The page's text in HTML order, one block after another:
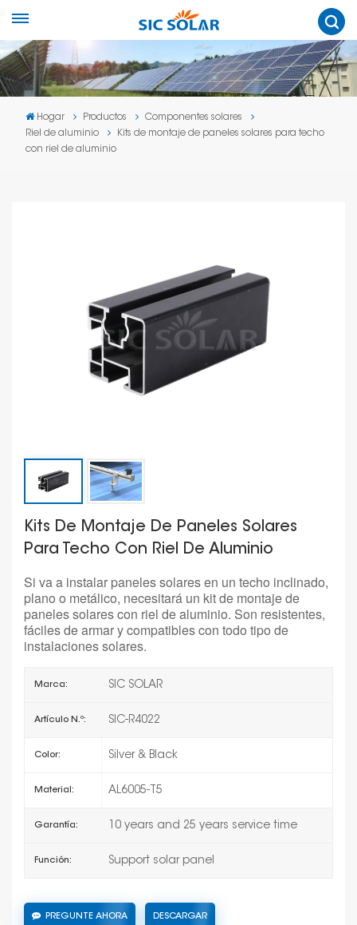
Hogar Productos
Componentes solares
Riel de aluminio
Kits de montaje de paneles solares para techo
con riel de aluminio
Kits De Montaje De Paneles Solares
Para Techo Con Riel De Aluminio
Si va a instalar paneles solares en un techo inclinado,
plano o metálico, necesitará un kit de montaje de
paneles solares con riel de aluminio. Son resistentes,
fáciles de armar y compatibles con todo tipo de
instalaciones solares.
Marca: SIC SOLAR
Artículo N.º: SIC-R4022
Color: Silver & Black
Material: AL6005-T5
Garantía: 10 years and 25 years service time
Función: Support solar panel
PREGUNTE AHORA DESCARGAR